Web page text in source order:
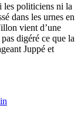
les politiciens ni la
dans les urnes en
vient d’une
digéré ce que la
Juppé et